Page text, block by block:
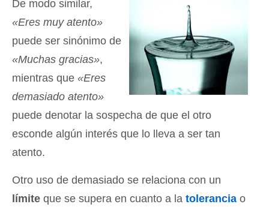
De modo similar,
«Eres muy atento»
puede ser sinónimo de
«Muchas gracias»,
mientras que «Eres
demasiado atento»
puede denotar la sospecha de que el otro
esconde algún interés que lo lleva a ser tan
atento.
Otro uso de demasiado se relaciona con un
límite que se supera en cuanto a la tolerancia o